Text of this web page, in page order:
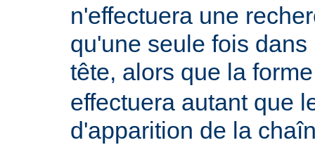
n'effectuera une
qu'une seule fois
tête, alors que la
effectuera autant que
d'apparition de la